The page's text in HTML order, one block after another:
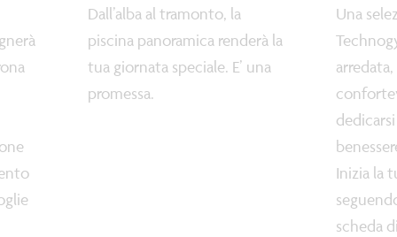
Dall’alba al tramonto, la
piscina panoramica renderà la
tua giornata speciale. E’ una
promessa.
Una
Inizia la
scheda